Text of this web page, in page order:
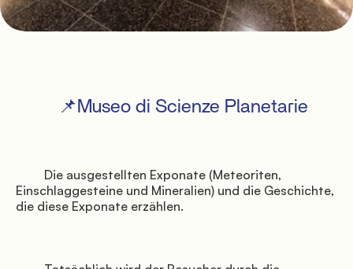
               Stellplätze
               Dienstleistungen
Einschlaggesteine und Mineralien) und die Geschichte,
die diese Exponate erzählen.